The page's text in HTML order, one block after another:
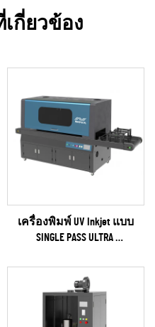
กี่ยวข้อง
เครื่องพิมพ์ UV Inkjet แบบ
SINGLE PASS ULTRA